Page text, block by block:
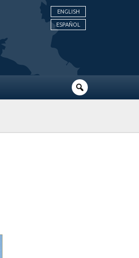
ENGLISH
ESPAÑOL